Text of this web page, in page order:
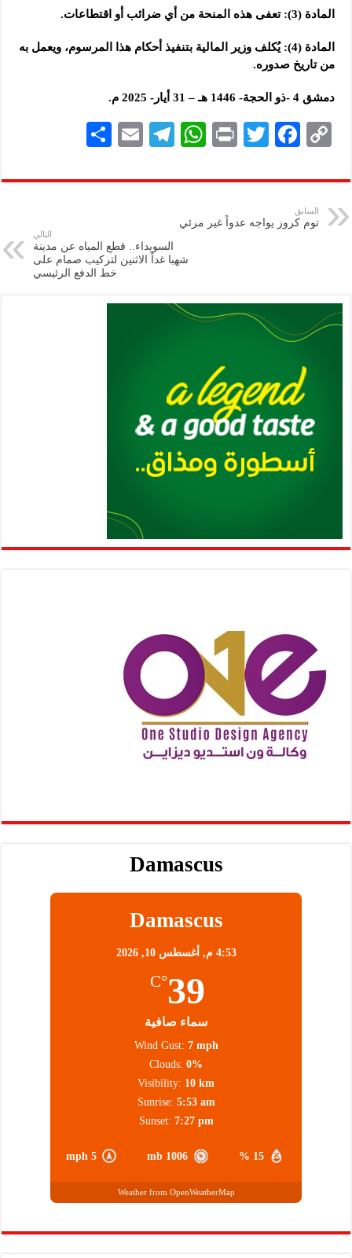
المادة (3): تعفى هذه المنحة من أي ضرائب أو اقتطاعات.
المادة (4): يُكلف وزير المالية بتنفيذ أحكام هذا المرسوم، ويعمل به
من تاريخ صدوره.
دمشق 4 -ذو الحجة- 1446 هـ – 31 أيار- 2025 م.
C
p
y
Li
F
eb
k
T
tt
er
P
nt
W
at
A
p
Te
gr
m
E
ai
ar
السابق
توم كروز يواجه عدواً غير مرئي
التالي
السويداء.. قطع المياه عن مدينة
شهبا غداً الاثنين لتركيب صمام على
خط الدفع الرئيسي
Damascus
Damascus
4:53 م, أغسطس 10, 2026
39
°C
سماء صافية
15 %
1006 mb
5 mph
Wind Gust: 7 mph
Clouds: 0%
Visibility: 10 km
Sunrise: 5:53 am
Sunset: 7:27 pm
Weather from OpenWeatherMap